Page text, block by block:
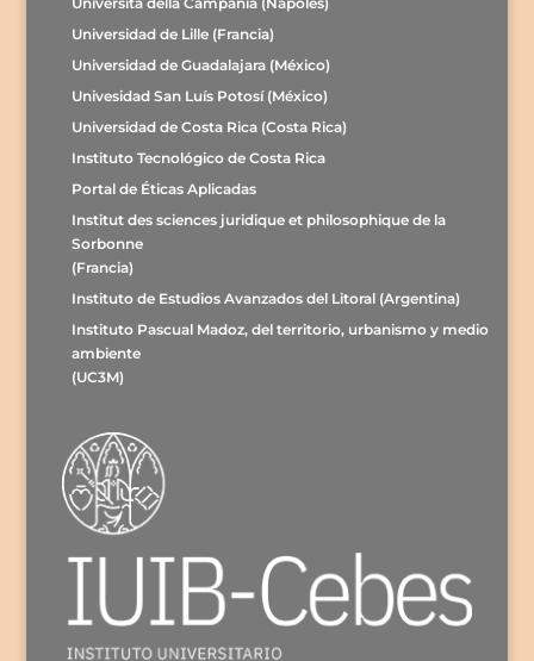
Universidad de Lille (Francia)
Universidad de Guadalajara (México)
Univesidad San Luís Potosí (México)
Universidad de Costa Rica (Costa Rica)
Instituto Tecnológico de Costa Rica
Portal de Éticas Aplicadas
Institut des sciences juridique et philosophique de la
Sorbonne
(Francia)
Instituto de Estudios Avanzados del Litoral (Argentina)
Instituto Pascual Madoz, del territorio, urbanismo y medio
ambiente
(UC3M)